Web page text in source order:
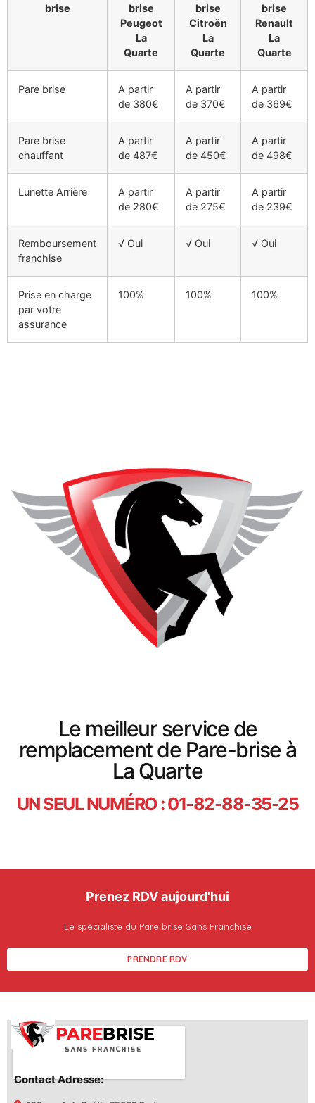
brise
brise
Peugeot
La
Quarte
brise
Citroën
La
Quarte
brise
Renault
La
Quarte
Pare brise
A partir
de 380€
A partir
de 370€
A partir
de 369€
Pare brise
chauffant
A partir
de 487€
A partir
de 450€
A partir
de 498€
Lunette Arrière
A partir
de 280€
A partir
de 275€
A partir
de 239€
Remboursement
franchise
√ Oui √ Oui √ Oui
Prise en charge
par votre
assurance
100% 100% 100%
Le meilleur service de
remplacement de Pare-brise à
La Quarte
UN SEUL NUMÉRO : 01-82-88-35-25
Prenez RDV aujourd'hui
Le spécialiste du Pare brise Sans Franchise
PRENDRE RDV
Contact Adresse: